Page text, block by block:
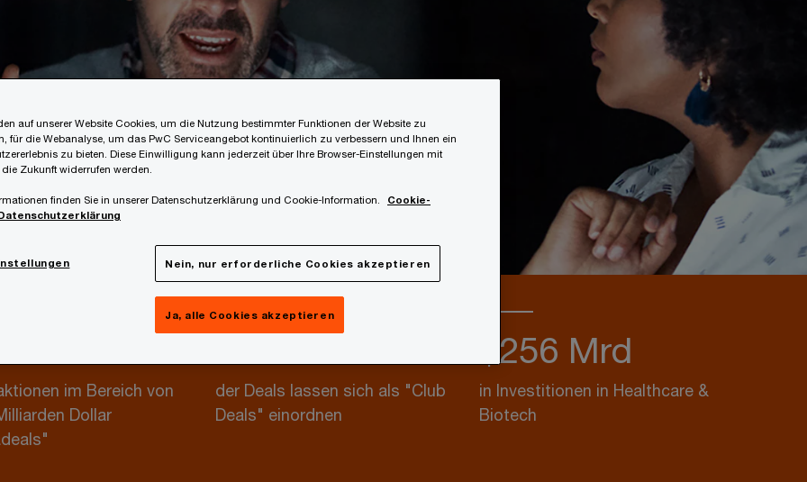
2022
von Family Offices in
im Bereich von
Dollar
der Deals lassen sich als "Club
Deals" einordnen
$256 Mrd
in Investitionen in Healthcare &
Biotech
auf unserer Website Cookies, um die Nutzung bestimmter Funktionen der Website zu
für die Webanalyse, um das PwC Serviceangebot kontinuierlich zu verbessern und Ihnen ein
zu bieten. Diese Einwilligung kann jederzeit über Ihre Browser-Einstellungen mit
Zukunft widerrufen werden.
finden Sie in unserer Datenschutzerklärung und Cookie-Information.
Cookie-
Nein, nur erforderliche Cookies akzeptieren
Ja, alle Cookies akzeptieren